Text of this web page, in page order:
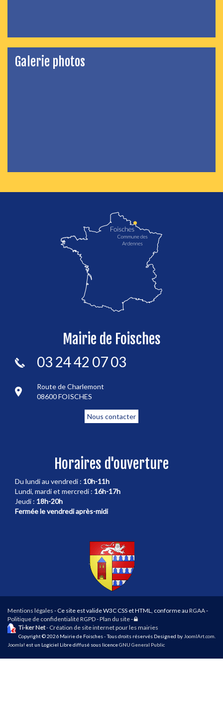
Galerie photos
localisation de Foisches
Mairie de Foisches
03 24 42 07 03
Route de Charlemont
08600 FOISCHES
Nous contacter
Horaires d'ouverture
Du lundi au vendredi : 10h-11h
Lundi, mardi et mercredi : 16h-17h
Jeudi : 18h-20h
Fermée le vendredi après-midi
Mentions légales - Ce site est valide W3C CSS et HTML, conforme au RGAA-
Politique de confidentialité RGPD-Plan du site- Connexion
Ti-ker Net- Création de site internet pour les mairies
Copyright © 2026 Mairie de Foisches - Tous droits réservés Designed by JoomlArt.com
Joomla! est un Logiciel Libre diffusé sous licenceGNU General Public